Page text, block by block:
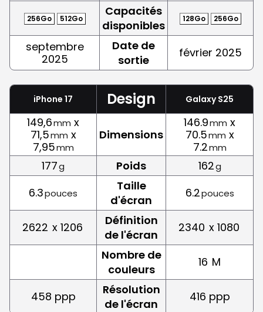
256Go 512Go
Capacités
disponibles
128Go 256Go
septembre
2025
Date de
sortie
février 2025
iPhone 17 Design Galaxy S25
149,6mm x
71,5mm x
7,95mm
Dimensions
146.9mm x
70.5mm x
7.2mm
177g Poids 162g
6.3pouces
Taille
d'écran
6.2pouces
2622 x 1206
Définition
de l'écran
2340 x 1080
Nombre de
couleurs
16 M
458 ppp
Résolution
de l'écran
416 ppp